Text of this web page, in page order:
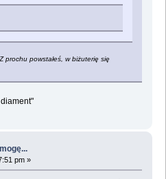
prochu powstałeś, w biżuterię się
diament"
pm »